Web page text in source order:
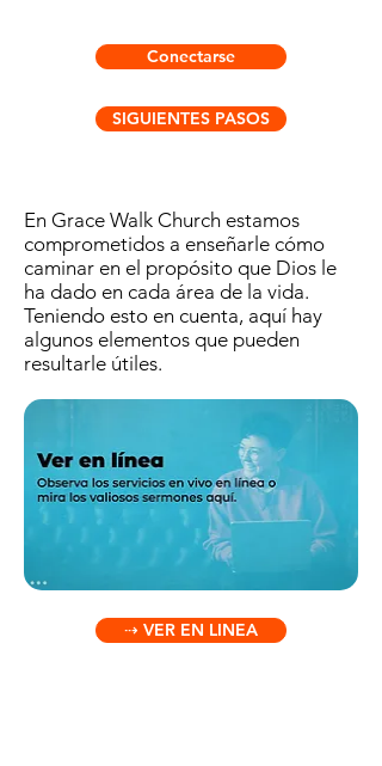
debe crecer y ser conformado a la
imagen de Cristo.
Jesucristo es la cabeza. Los
miembros de la iglesia son
aquellos que han confiado por fe
en la obra consumada de Cristo. El
conocido al mundo perdido.
Conectarse
SIGUIENTES PASOS
En Grace Walk Church estamos
comprometidos a enseñarle cómo
caminar en el propósito que Dios le
ha dado en cada área de la vida.
Teniendo esto en cuenta, aquí hay
algunos elementos que pueden
resultarle útiles.
⇢ VER EN LINEA